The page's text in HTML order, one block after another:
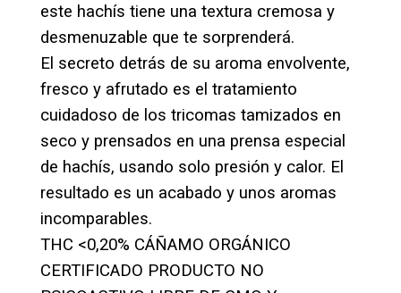
este hachís tiene una textura cremosa y
desmenuzable que te sorprenderá.
El secreto detrás de su aroma envolvente,
fresco y afrutado es el tratamiento
cuidadoso de los tricomas tamizados en
seco y prensados en una prensa especial
de hachís, usando solo presión y calor. El
resultado es un acabado y unos aromas
incomparables.
THC <0,20% CÁÑAMO ORGÁNICO
CERTIFICADO PRODUCTO NO